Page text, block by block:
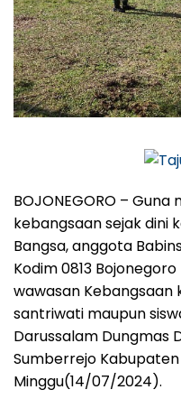
BOJONEGORO –
kebangsaan sejak dini
Bangsa, anggota
Kodim 0813
wawasan
santriwati maupun
Darussalam Dungmas
Sumberrejo
Minggu(14/07/2024).